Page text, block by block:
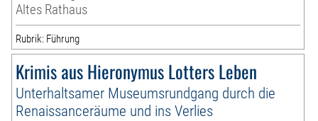
Altes Rathaus
Rubrik: Führung
Krimis aus Hieronymus Lotters Leben
Unterhaltsamer Museumsrundgang durch die
Renaissanceräume und ins Verlies